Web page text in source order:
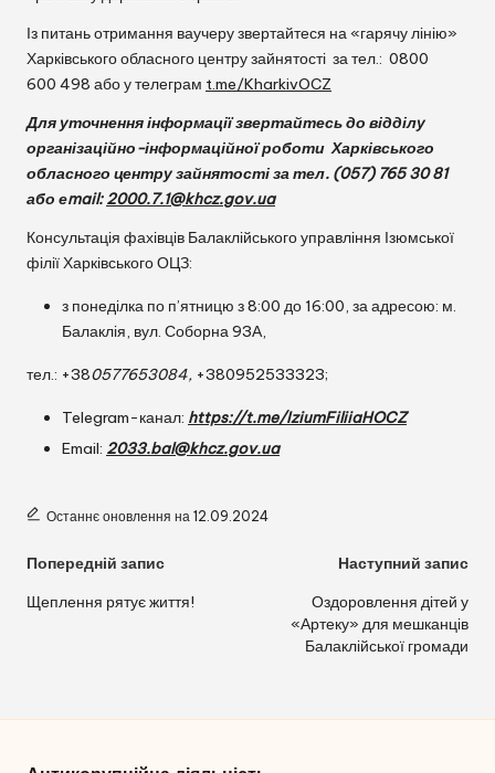
Із питань отримання ваучеру звертайтеся на «гарячу лінію»
Харківського обласного центру зайнятості за тел.: 0800
600 498 або у телеграм t.me/KharkivOCZ
Для уточнення інформації звертайтесь до відділу
організаційно-інформаційної роботи Харківського
обласного центру зайнятості за тел. (057) 765 30 81
або еmail:2000.7.1@khcz.gov.ua
Консультація фахівців Балаклійського управління Ізюмської
філії Харківського ОЦЗ:
з понеділка по п’ятницю з 8:00 до 16:00, за адресою: м.
Балаклія, вул. Соборна 93А,
тел.: +380577653084, +380952533323;
Telegram-канал: https://t.me/IziumFiliiaHOCZ
Email: 2033.bal@khcz.gov.ua
Останнє оновлення на 12.09.2024
Навігація
по
Попередній запис
Щеплення рятує життя!
Наступний запис
Оздоровлення дітей у
«Артеку» для мешканців
Балаклійської громади